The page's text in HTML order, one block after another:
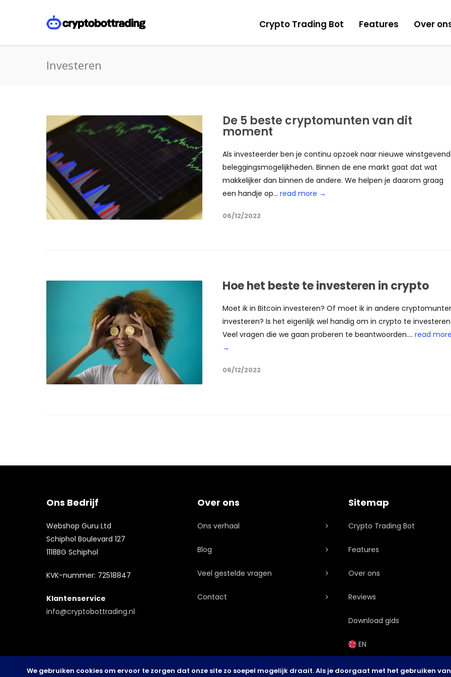
Crypto Trading Bot Features Over
Investeren
De 5 beste cryptomunten van dit
moment
Als investeerder ben je continu opzoek naar nieuwe
beleggingsmogelijkheden. Binnen de ene markt gaat dat wat
makkelijker dan binnen de andere. We helpen je daarom graag
een handje op... read more →
06/12/2022
Hoe het beste te investeren in crypto
Moet ik in Bitcoin investeren? Of moet ik in andere
investeren? Is het eigenlijk wel handig om in crypto te
Veel vragen die we gaan proberen te beantwoorden.... read more
→
06/12/2022
Ons Bedrijf
Webshop Guru Ltd
Schiphol Boulevard 127
1118BG Schiphol
KVK-nummer: 72518847
Klantenservice
info@cryptobottrading.nl
en tafelspellen. De website is snel en
spellen. Het werkt goed op mobiele
Over ons
Ons verhaal
Blog
Veel gestelde vragen
Contact
Sitemap
Crypto Trading Bot
Features
Over ons
Reviews
Download gids
EN
We gebruiken cookies om ervoor te zorgen dat onze site zo soepel mogelijk draait. Als je doorgaat met het gebruiken